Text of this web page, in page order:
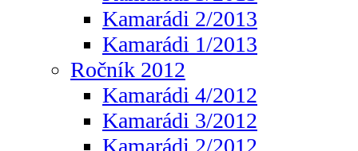
Kamarádi 2/2013
Kamarádi 1/2013
Ročník 2012
Kamarádi 4/2012
Kamarádi 3/2012